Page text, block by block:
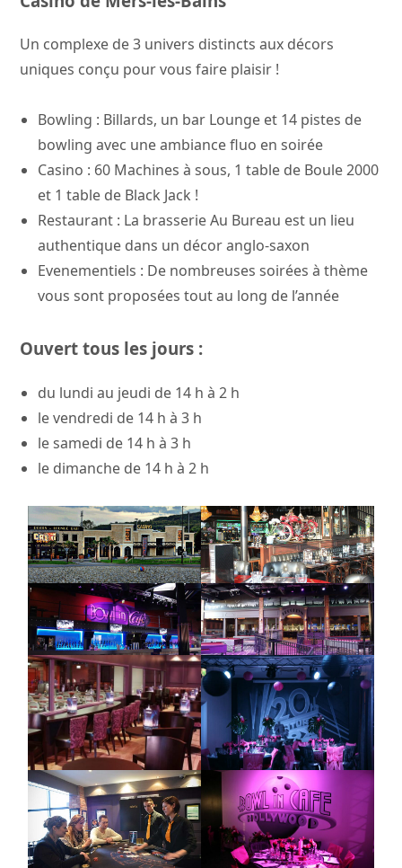
Un complexe de 3 univers distincts aux décors
uniques conçu pour vous faire plaisir !
Bowling : Billards, un bar Lounge et 14 pistes de
bowling avec une ambiance fluo en soirée
Casino : 60 Machines à sous, 1 table de Boule 2000
et 1 table de Black Jack !
Restaurant : La brasserie Au Bureau est un lieu
authentique dans un décor anglo-saxon
Evenementiels : De nombreuses soirées à thème
vous sont proposées tout au long de l’année
Ouvert tous les jours :
du lundi au jeudi de 14 h à 2 h
le vendredi de 14 h à 3 h
le samedi de 14 h à 3 h
le dimanche de 14 h à 2 h